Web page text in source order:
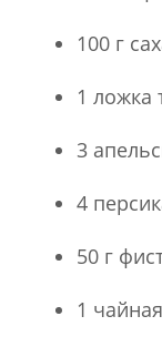
100 г
1 ложка
3
4
50 г
1